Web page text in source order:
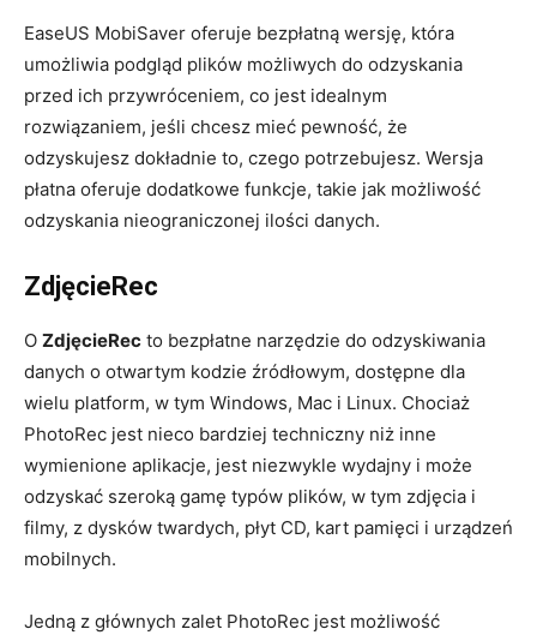
EaseUS MobiSaver oferuje bezpłatną wersję, która
umożliwia podgląd plików możliwych do odzyskania
przed ich przywróceniem, co jest idealnym
rozwiązaniem, jeśli chcesz mieć pewność, że
odzyskujesz dokładnie to, czego potrzebujesz. Wersja
płatna oferuje dodatkowe funkcje, takie jak możliwość
odzyskania nieograniczonej ilości danych.
ZdjęcieRec
O ZdjęcieRec to bezpłatne narzędzie do odzyskiwania
danych o otwartym kodzie źródłowym, dostępne dla
wielu platform, w tym Windows, Mac i Linux. Chociaż
PhotoRec jest nieco bardziej techniczny niż inne
wymienione aplikacje, jest niezwykle wydajny i może
odzyskać szeroką gamę typów plików, w tym zdjęcia i
filmy, z dysków twardych, płyt CD, kart pamięci i urządzeń
mobilnych.
Jedną z głównych zalet PhotoRec jest możliwość